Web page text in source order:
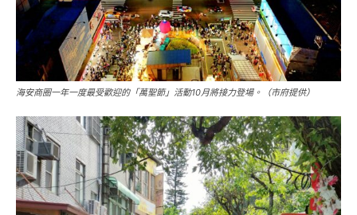
海安商圈一年一度最受歡迎的「萬聖節」活動10月將接力登場。（市府提供）